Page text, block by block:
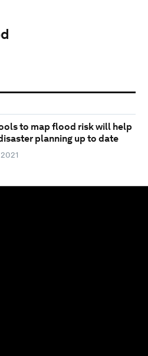
to map flood risk will help
planning up to date